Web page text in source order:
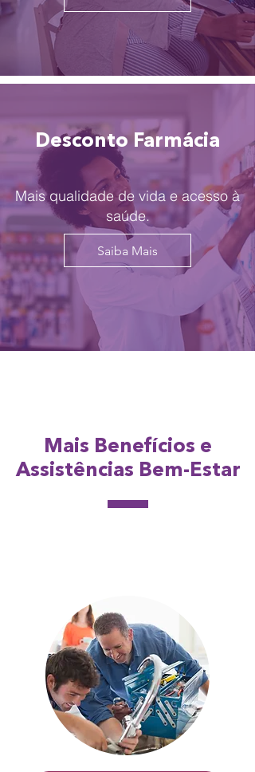
Desconto Farmácia
Mais qualidade de vida e acesso à
saúde.
Saiba Mais
Mais Benefícios e
Assistências Bem-Estar